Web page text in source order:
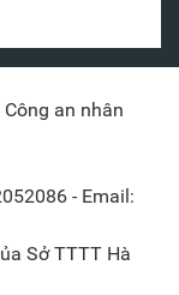
an nhân
- Email:
Sở TTTT Hà